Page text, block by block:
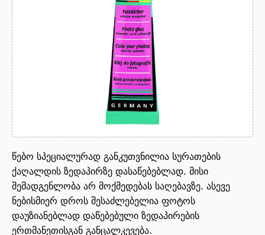
წებო სპეციალურად განკუთვნილია სურათების
ქაღალდის ზედაპირზე დასაწებებლად. მისი
შემადგენლობა არ მოქმედებას საღებავზე. ასევე
ნებისმიერ დროს შესაძლებელია ფოტოს
დაუზიანებლად დაწებებული ზედაპირების
ერთმანეთისგან განცალკევება.